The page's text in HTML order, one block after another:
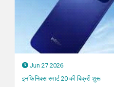
Jun 27 2026
इनफिनिक्स स्मार्ट 20 की बिक्री शुरू